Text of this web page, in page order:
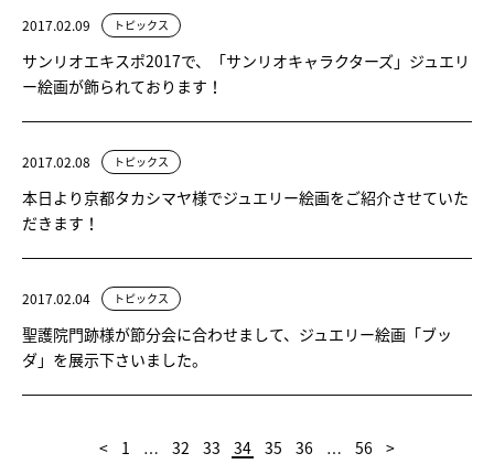
2017.02.09 トピックス
サンリオエキスポ2017で、「サンリオキャラクターズ」ジュエリ
ー絵画が飾られております！
2017.02.08 トピックス
本日より京都タカシマヤ様でジュエリー絵画をご紹介させていた
だきます！
2017.02.04 トピックス
聖護院門跡様が節分会に合わせまして、ジュエリー絵画「ブッ
ダ」を展示下さいました。
< 1 … 32 33 34 35 36 … 56 >